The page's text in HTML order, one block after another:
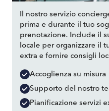
Il nostro servizio
prima e durante il tuo
prenotazione. Include il
locale per organizzare il
extra e fornire consigli
Accoglienza su misura
Supporto del nostro
Pianificazione servizi